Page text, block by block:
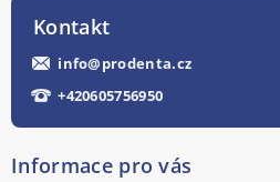
Kontakt
info@prodenta.cz
+420605756950
Informace pro vás